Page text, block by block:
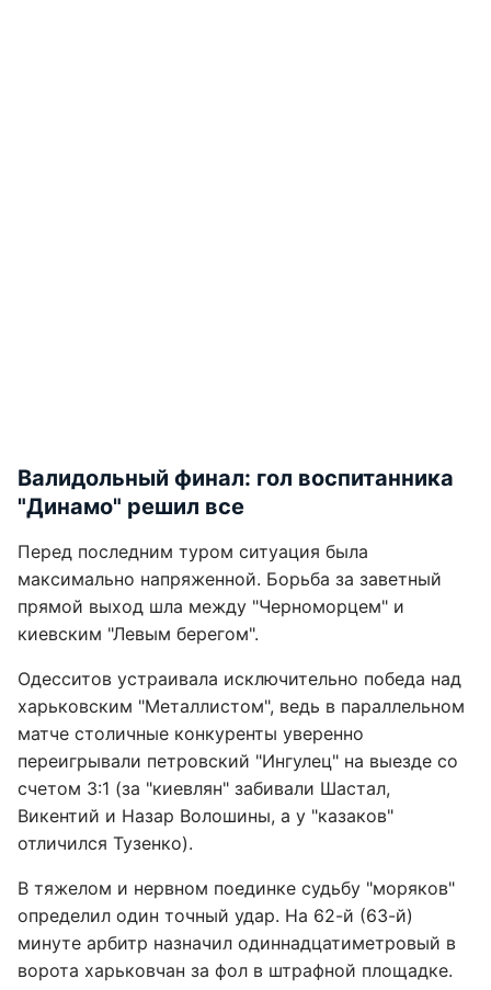
Валидольный финал: гол воспитанника
"Динамо" решил все
Перед последним туром ситуация была
максимально напряженной. Борьба за заветный
прямой выход шла между "Черноморцем" и
киевским "Левым берегом".
Одесситов устраивала исключительно победа над
харьковским "Металлистом", ведь в параллельном
матче столичные конкуренты уверенно
переигрывали петровский "Ингулец" на выезде со
счетом 3:1 (за "киевлян" забивали Шастал,
Викентий и Назар Волошины, а у "казаков"
отличился Тузенко).
В тяжелом и нервном поединке судьбу "моряков"
определил один точный удар. На 62-й (63-й)
минуте арбитр назначил одиннадцатиметровый в
ворота харьковчан за фол в штрафной площадке.